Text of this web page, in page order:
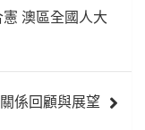
澳區全國人大
係回顧與展望